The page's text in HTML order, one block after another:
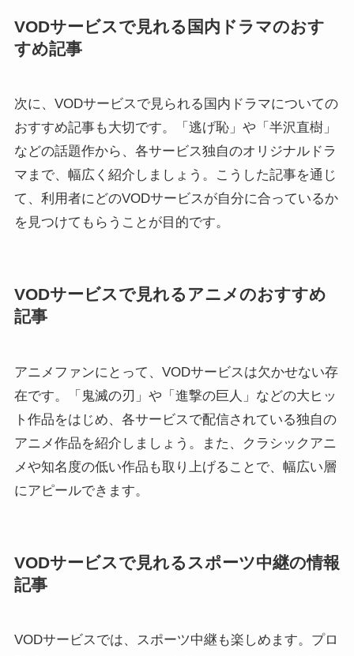
VODサービスで見れる国内ドラマのおす
すめ記事
次に、VODサービスで見られる国内ドラマについての
おすすめ記事も大切です。「逃げ恥」や「半沢直樹」
などの話題作から、各サービス独自のオリジナルドラ
マまで、幅広く紹介しましょう。こうした記事を通じ
て、利用者にどのVODサービスが自分に合っているか
を見つけてもらうことが目的です。
VODサービスで見れるアニメのおすすめ
記事
アニメファンにとって、VODサービスは欠かせない存
在です。「鬼滅の刃」や「進撃の巨人」などの大ヒッ
ト作品をはじめ、各サービスで配信されている独自の
アニメ作品を紹介しましょう。また、クラシックアニ
メや知名度の低い作品も取り上げることで、幅広い層
にアピールできます。
VODサービスで見れるスポーツ中継の情報
記事
VODサービスでは、スポーツ中継も楽しめます。プロ